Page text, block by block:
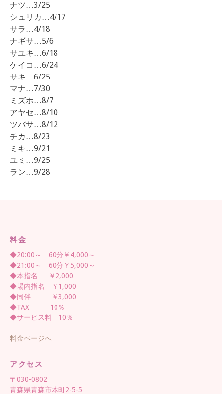
ナツ…3/25
シュリカ…4/17
サラ…4/18
ナギサ…5/6
サユキ…6/18
ケイコ…6/24
サキ…6/25
マナ…7/30
ミズホ…8/7
アヤセ…8/10
ツバサ…8/12
チカ…8/23
ミキ…9/21
ユミ…9/25
ラン…9/28
料金
◆20:00～ 60分￥4,000～
◆21:00～ 60分￥5,000～
◆本指名 ￥2,000
◆場内指名 ￥1,000
◆同伴 ￥3,000
◆TAX 10％
◆サービス料 10％
料金ページへ
アクセス
〒030-0802
青森県青森市本町2-5-5